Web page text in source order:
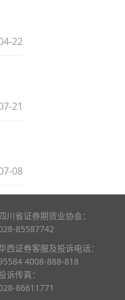
22
21
08
川省证券期货业协会：
85587742
西证券客服及投诉电话：
4008-888-818
诉传真：
86611771